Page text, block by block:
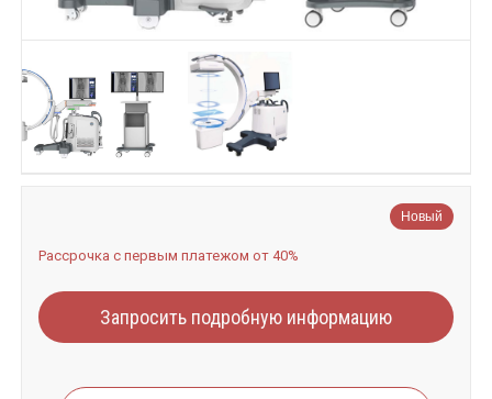
Новый
Рассрочка с первым платежом от 40%
Запросить подробную информацию